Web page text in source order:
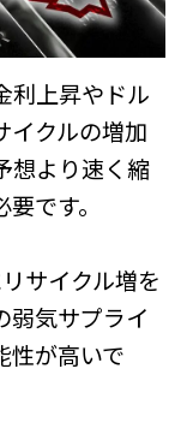
利上昇やドル
イクルの増加
想より速く縮
です。
サイクル増を
弱気サプライ
性が高いで